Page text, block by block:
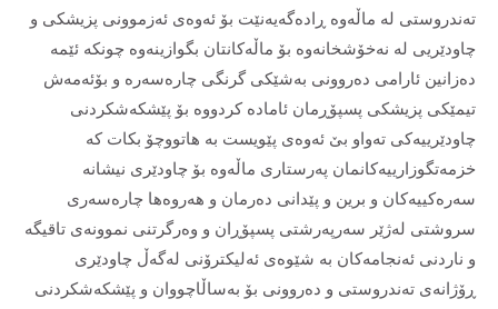
تەندروستی لە ماڵەوە ڕادەگەیەنێت بۆ ئەوەی ئەزموونی پزیشکی و
چاودێریی لە نەخۆشخانەوە بۆ ماڵەکانتان بگوازینەوە چونکە ئێمە
دەزانین ئارامی دەروونی بەشێکی گرنگی چارەسەرە و بۆئەمەش
تیمێکی پزیشکی پسپۆڕمان ئامادە کردووە بۆ پێشکەشکردنی
چاودێرییەکی تەواو بێ ئەوەی پێویست بە هاتووچۆ بکات کە
خزمەتگوزارییەکانمان پەرستاری ماڵەوە بۆ چاودێری نیشانە
سەرەکییەکان و برین و پێدانی دەرمان و هەروەها چارەسەری
سروشتی لەژێر سەرپەرشتی پسپۆڕان و وەرگرتنی نموونەی تاقیگە
و ناردنی ئەنجامەکان بە شێوەی ئەلیکترۆنی لەگەڵ چاودێری
ڕۆژانەی تەندروستی و دەروونی بۆ بەساڵاچووان و پێشکەشکردنی